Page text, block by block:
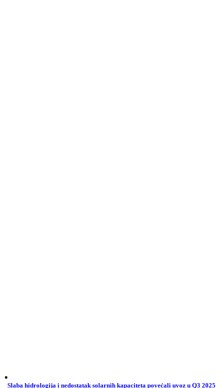
Slaba hidrologija i nedostatak solarnih kapaciteta povećali uvoz u Q3 2025